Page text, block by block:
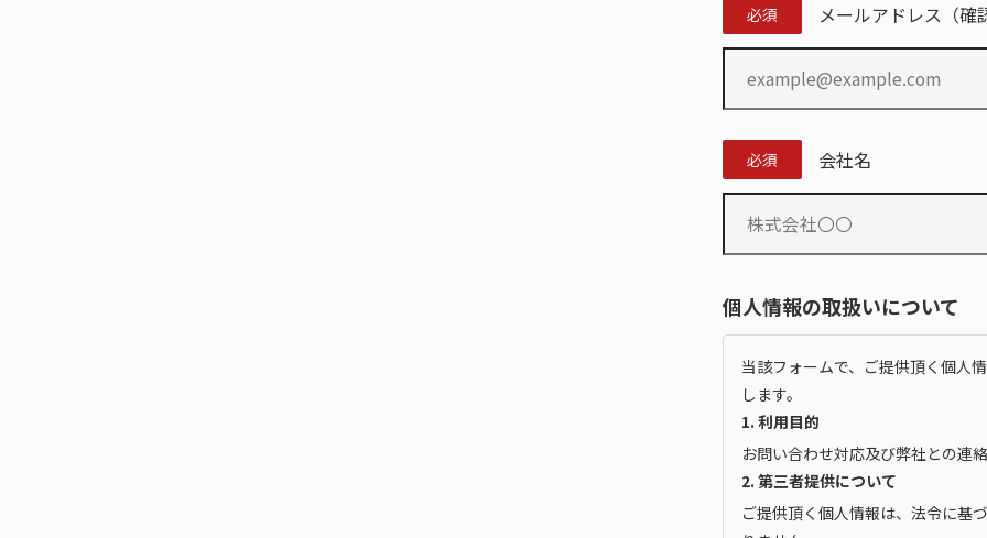
必須 メールアドレス（確
必須 会社名
個人情報の取扱いについて
当該フォームで、ご提供頂く個人
します。
1. 利用目的
お問い合わせ対応及び弊社との連
2. 第三者提供について
ご提供頂く個人情報は、法令に基